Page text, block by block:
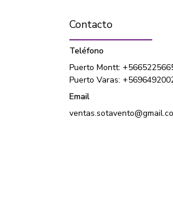
Contacto
Teléfono
Puerto Montt:
Puerto Varas:
Email